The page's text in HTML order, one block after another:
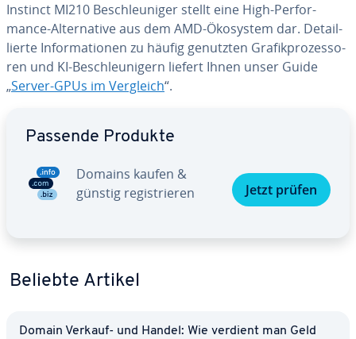
Instinct MI210 Be­schleu­ni­ger stellt eine High-Per­for­
mance-Al­ter­na­ti­ve aus dem AMD-Ökosystem dar. De­tail­
lier­te In­for­ma­tio­nen zu häufig genutzten Gra­fik­pro­zes­so­
ren und KI-Be­schleu­ni­gern liefert Ihnen unser Guide
„Server-GPUs im Vergleich“.
Passende Produkte
Domains kaufen &
günstig re­gis­trie­ren
Jetzt prüfen
Beliebte Artikel
Domain Verkauf- und Handel: Wie verdient man Geld